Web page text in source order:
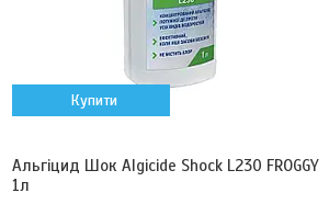
Купити
Альгіцид Шок Algicide Shock L230 FROGGY
1л